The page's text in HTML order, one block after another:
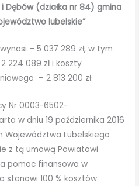
Dębów (działka nr 84) gmina
lubelskie”
– 5 037 289 zł, w tym
224 089 zł i koszty
– 2 813 200 zł.
Nr 0003-6502-
w dniu 19 października 2016
Województwa Lubelskiego
z tą umową Powiatowi
pomoc finansowa w
stanowi 100 % kosztów